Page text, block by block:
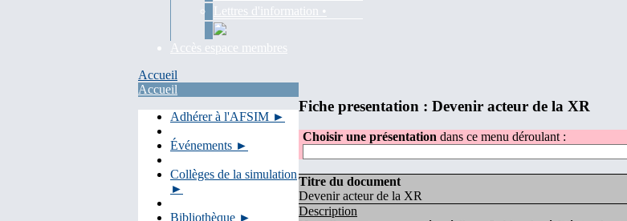
Lettres d'information •
Accès espace membres
Accueil
Accueil
Adhérer à l'AFSIM ►
Événements ►
Collèges de la simulation
►
Bibliothèque ►
Fiche presentation : Devenir acteur de la XR
Choisir une présentation dans ce menu déroulant :
Titre du document
Devenir acteur de la XR
Description